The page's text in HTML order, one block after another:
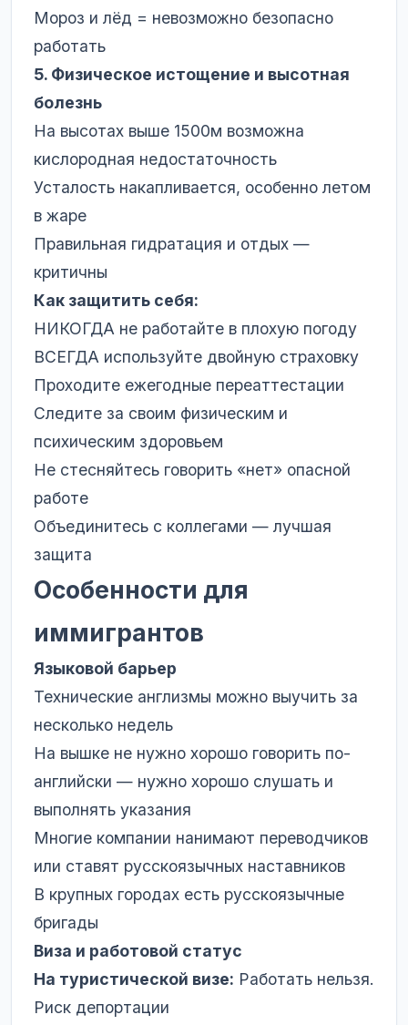
Мороз и лёд = невозможно безопасно
работать
5. Физическое истощение и высотная
болезнь
На высотах выше 1500м возможна
кислородная недостаточность
Усталость накапливается, особенно летом
в жаре
Правильная гидратация и отдых —
критичны
Как защитить себя:
НИКОГДА не работайте в плохую погоду
ВСЕГДА используйте двойную страховку
Проходите ежегодные переаттестации
Следите за своим физическим и
психическим здоровьем
Не стесняйтесь говорить «нет» опасной
работе
Объединитесь с коллегами — лучшая
защита
Особенности для
иммигрантов
Языковой барьер
Технические англизмы можно выучить за
несколько недель
На вышке не нужно хорошо говорить по-
английски — нужно хорошо слушать и
выполнять указания
Многие компании нанимают переводчиков
или ставят русскоязычных наставников
В крупных городах есть русскоязычные
бригады
Виза и работовой статус
На туристической визе: Работать нельзя.
Риск депортации